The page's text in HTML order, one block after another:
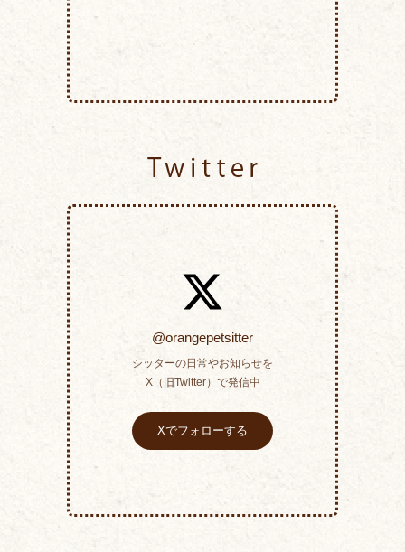
@orangepetsitter
シッターの日常やお知らせを
X（旧Twitter）で発信中
Xでフォローする